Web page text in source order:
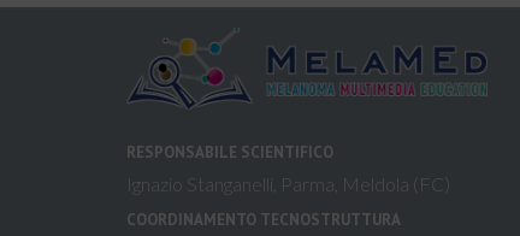
RESPONSABILE SCIENTIFICO
Ignazio Stanganelli, Parma, Meldola (FC)
COORDINAMENTO TECNOSTRUTTURA